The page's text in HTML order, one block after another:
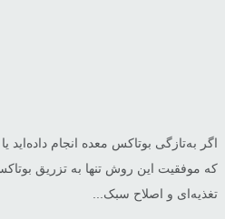
اگر به‌تازگی بوتاکس معده انجام داده‌اید یا
که موفقیت این روش تنها به تزریق
تغذیه‌ای و اصلاح سبک...